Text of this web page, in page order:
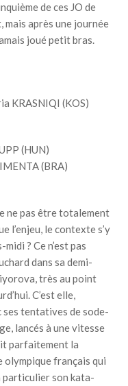
de ces JO de
mais après une journée
joué petit bras.
KRASNIQI (KOS)
(HUN)
(BRA)
ne pas être totalement
l’enjeu, le contexte s’y
? Ce n’est pas
dans sa demi-
très au point
C’est elle,
ses tentatives de sode-
lancés à une vitesse
parfaitement la
olympique français qui
particulier son kata-